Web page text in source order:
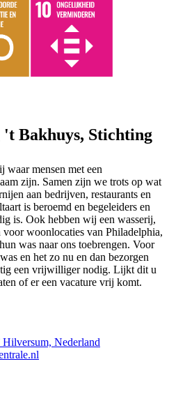
't Bakhuys, Stichting
waar mensen met een
zijn. Samen zijn we trots op wat
aan bedrijven, restaurants en
is beroemd en begeleiders en
is. Ook hebben wij een wasserij,
woonlocaties van Philadelphia,
was naar ons toebrengen. Voor
en het zo nu en dan bezorgen
een vrijwilliger nodig. Lijkt dit u
of er een vacature vrij komt.
Nederland